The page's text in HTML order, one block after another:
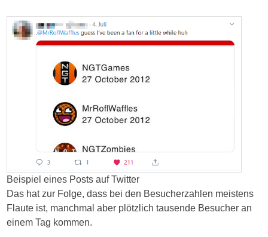
the
interesting
particular
and
appropriate
patients
Beispiel eines Posts auf Twitter
Das hat zur Folge, dass bei den Besucherzahlen meistens
Flaute ist, manchmal aber plötzlich tausende Besucher an
einem Tag kommen.